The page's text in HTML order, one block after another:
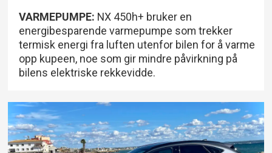
VARMEPUMPE: NX 450h+ bruker en
energibesparende varmepumpe som trekker
termisk energi fra luften utenfor bilen for å varme
opp kupeen, noe som gir mindre påvirkning på
bilens elektriske rekkevidde.